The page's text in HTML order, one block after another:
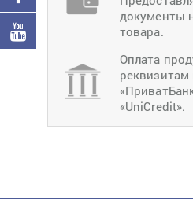
документы
товара.
Оплата
реквизитам
«UniCredit».